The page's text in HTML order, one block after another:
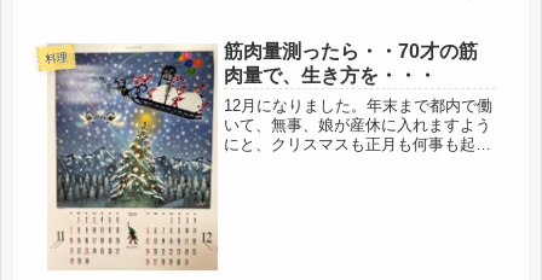
えず、腹巻が目立たない恰好で。今日
は、６０年来の恩師とデー...
料理
筋肉量測ったら・・70才の筋
肉量で、生き方を・・・
12月になりました。年末まで都内で働
いて、無事、娘が産休に入れますよう
にと、クリスマスも正月も何事も起こ